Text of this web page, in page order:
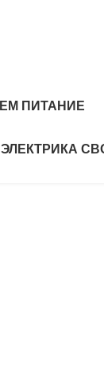
ПИТАНИЕ
ЭЛЕКТРИКА